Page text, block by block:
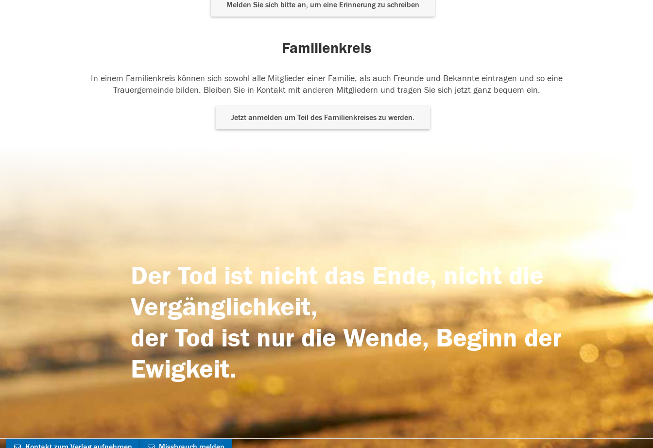
Melden Sie sich bitte an, um eine Erinnerung zu schreiben
Familienkreis
In einem Familienkreis können sich sowohl alle Mitglieder einer Familie, als auch Freunde und Bekannte eintragen und so eine
Trauergemeinde bilden. Bleiben Sie in Kontakt mit anderen Mitgliedern und tragen Sie sich jetzt ganz bequem ein.
Jetzt anmelden um Teil des Familienkreises zu werden.
Der Tod ist nicht das Ende, nicht die
Vergänglichkeit,
der Tod ist nur die Wende, Beginn der
Ewigkeit.